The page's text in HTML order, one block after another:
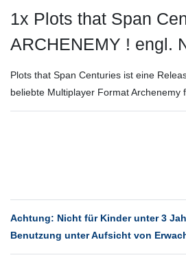
1x Plots that Span
ARCHENEMY ! engl.
Plots that Span Centuries ist eine
beliebte Multiplayer Format Archenemy
Achtung: Nicht für Kinder unter 3
Benutzung unter Aufsicht von